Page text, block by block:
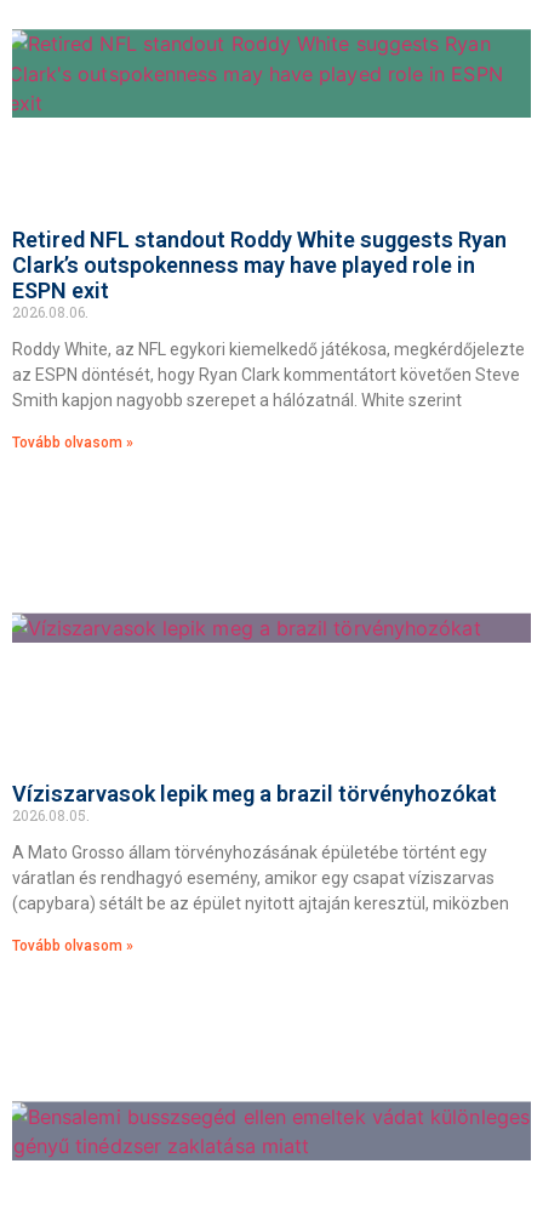
Retired NFL standout Roddy White suggests Ryan
Clark’s outspokenness may have played role in
ESPN exit
2026.08.06.
Roddy White, az NFL egykori kiemelkedő játékosa, megkérdőjelezte
az ESPN döntését, hogy Ryan Clark kommentátort követően Steve
Smith kapjon nagyobb szerepet a hálózatnál. White szerint
Tovább olvasom »
Víziszarvasok lepik meg a brazil törvényhozókat
2026.08.05.
A Mato Grosso állam törvényhozásának épületébe történt egy
váratlan és rendhagyó esemény, amikor egy csapat víziszarvas
(capybara) sétált be az épület nyitott ajtaján keresztül, miközben
Tovább olvasom »